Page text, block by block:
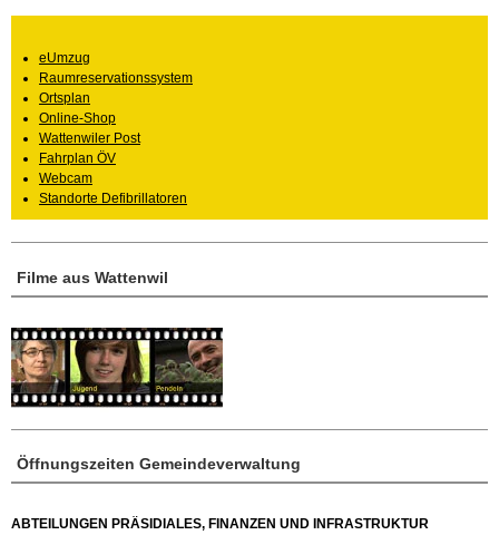
Öffnungszeiten Gemeindeverwaltung
ABTEILUNGEN PRÄSIDIALES, FINANZEN UND INFRASTRUKTUR
Filme aus Wattenwil
eUmzug
Raumreservationssystem
Ortsplan
Online-Shop
Wattenwiler Post
Fahrplan ÖV
Webcam
Standorte Defibrillatoren